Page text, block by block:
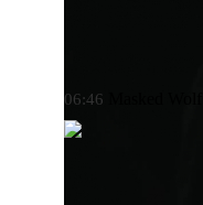
06:46